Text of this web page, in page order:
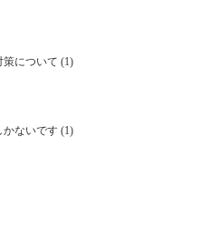
について (1)
かないです (1)